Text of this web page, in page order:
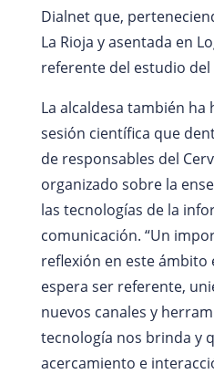
Dialnet que,
La Rioja y asentada en
referente del estudio
La alcaldesa también ha
sesión científica que
de responsables del
organizado sobre la
las tecnologías de la
comunicación. “Un
reflexión en este ámbito
espera ser referente,
nuevos canales y
tecnología nos brinda y
acercamiento e